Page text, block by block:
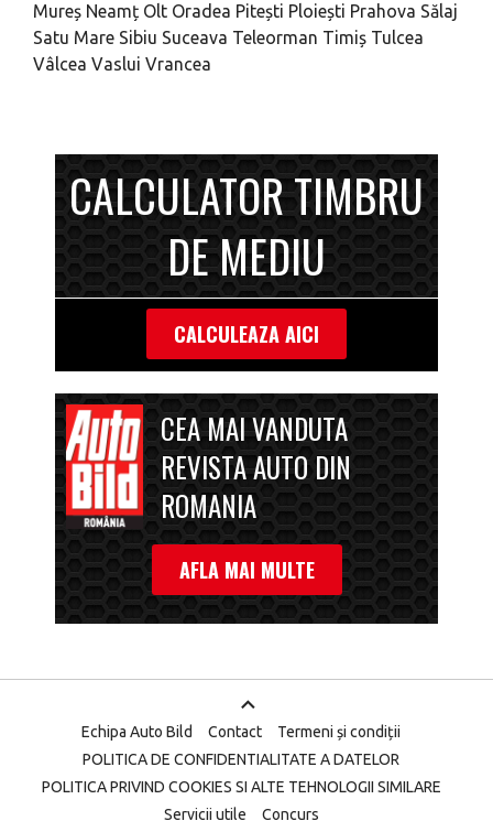
Mureș Neamț Olt Oradea Pitești Ploiești Prahova Sălaj
Satu Mare Sibiu Suceava Teleorman Timiș Tulcea
Vâlcea Vaslui Vrancea
CALCULATOR TIMBRU
DE MEDIU
CALCULEAZA AICI
CEA MAI VANDUTA
REVISTA AUTO DIN
ROMANIA
AFLA MAI MULTE
Echipa Auto Bild Contact
Termeni și condiții
POLITICA DE CONFIDENTIALITATE A DATELOR
POLITICA PRIVIND COOKIES SI ALTE TEHNOLOGII SIMILARE
Servicii utile
Concurs